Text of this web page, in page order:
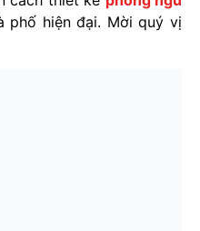
phố hiện đại. Mời quý vị